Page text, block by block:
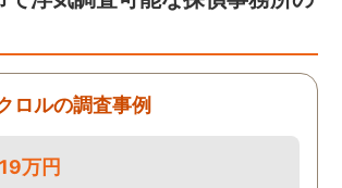
いことはしっ
くださる方で
感謝してま
らない事があ
この度はあり
ロルの調査事例
19万円